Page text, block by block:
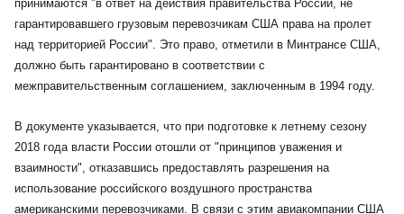
принимаются "в ответ на действия правительства России, не
гарантировавшего грузовым перевозчикам США права на пролет
над территорией России". Это право, отметили в Минтрансе США,
должно быть гарантировано в соответствии с
межправительственным соглашением, заключенным в 1994 году.
В документе указывается, что при подготовке к летнему сезону
2018 года власти России отошли от "принципов уважения и
взаимности", отказавшись предоставлять разрешения на
использование российского воздушного пространства
американскими перевозчиками. В связи с этим авиакомпании США